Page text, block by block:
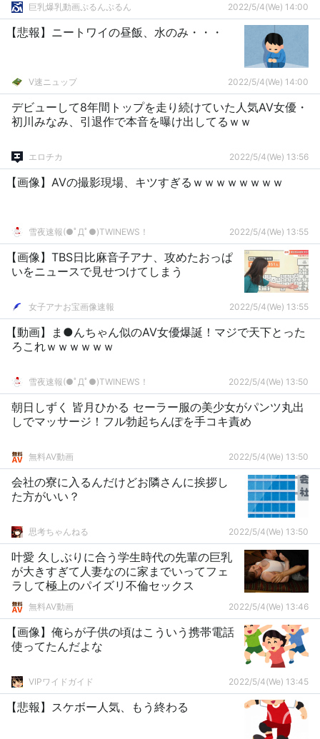
巨乳爆乳動画ぷるんぷるん 2022/5/4(We) 14:00
【悲報】ニートワイの昼飯、水のみ・・・
V速ニュップ 2022/5/4(We) 14:00
デビューして8年間トップを走り続けていた人気AV女優・
初川みなみ、引退作で本音を曝け出してるｗｗ
エロチカ 2022/5/4(We) 13:56
【画像】AVの撮影現場、キツすぎるｗｗｗｗｗｗｗｗ
雪夜速報(●ﾟДﾟ●)TWINEWS！ 2022/5/4(We) 13:55
【画像】TBS日比麻音子アナ、攻めたおっぱ
いをニュースで見せつけてしまう
女子アナお宝画像速報 2022/5/4(We) 13:55
【動画】ま●んちゃん似のAV女優爆誕！マジで天下とった
ろこれｗｗｗｗｗｗ
雪夜速報(●ﾟДﾟ●)TWINEWS！ 2022/5/4(We) 13:50
朝日しずく 皆月ひかる セーラー服の美少女がパンツ丸出
しでマッサージ！フル勃起ちんぽを手コキ責め
無料AV動画 2022/5/4(We) 13:50
会社の寮に入るんだけどお隣さんに挨拶し
た方がいい？
思考ちゃんねる 2022/5/4(We) 13:50
叶愛 久しぶりに合う学生時代の先輩の巨乳
が大きすぎて人妻なのに家までいってフェ
ラして極上のパイズリ不倫セックス
無料AV動画 2022/5/4(We) 13:46
【画像】俺らが子供の頃はこういう携帯電話
使ってたんだよな
VIPワイドガイド 2022/5/4(We) 13:45
【悲報】スケボー人気、もう終わる